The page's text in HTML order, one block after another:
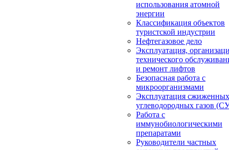
использования атомной
энергии
Классификация объектов
туристской индустрии
Нефтегазовое дело
Эксплуатация,
технического
и ремонт лифтов
Безопасная работа с
микроорганизмами
Эксплуатация сжиженных
углеводородных газов
Работа с
иммунобиологическими
препаратами
Руководители частных